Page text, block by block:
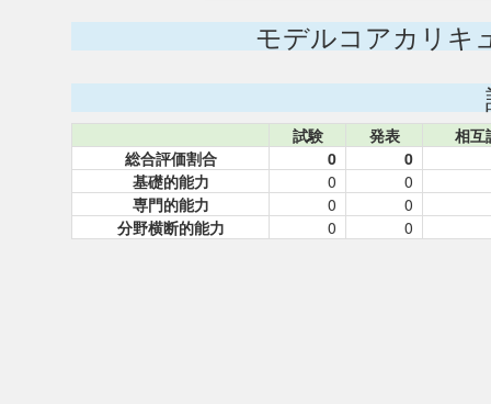
モデルコアカリキ
試験 発表
相互
総合評価割合
0
0
基礎的能力
0
0
専門的能力
0
0
分野横断的能力
0 0